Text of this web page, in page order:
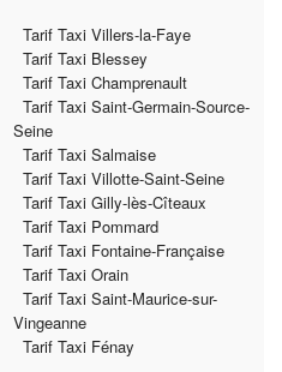
Tarif Taxi Villers-la-Faye
Tarif Taxi Blessey
Tarif Taxi Champrenault
Tarif Taxi Saint-Germain-Source-
Seine
Tarif Taxi Salmaise
Tarif Taxi Villotte-Saint-Seine
Tarif Taxi Gilly-lès-Cîteaux
Tarif Taxi Pommard
Tarif Taxi Fontaine-Française
Tarif Taxi Orain
Tarif Taxi Saint-Maurice-sur-
Vingeanne
Tarif Taxi Fénay